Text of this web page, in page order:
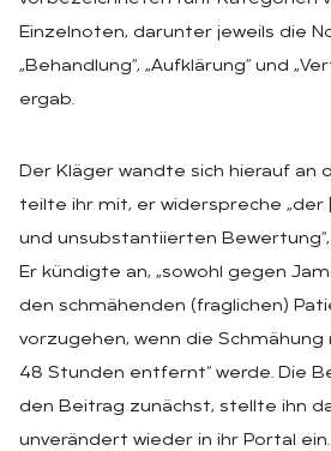
Einzelnoten, darunter jeweils die
„Behandlung“, „Aufklärung“ und
ergab.
Der Kläger wandte sich hierauf an
teilte ihr mit, er widerspreche „der
und unsubstantiierten
Er kündigte an, „sowohl gegen
den schmähenden (fraglichen)
vorzugehen, wenn die Schmähung
48 Stunden entfernt“ werde. Die
den Beitrag zunächst, stellte ihn
unverändert wieder in ihr Portal